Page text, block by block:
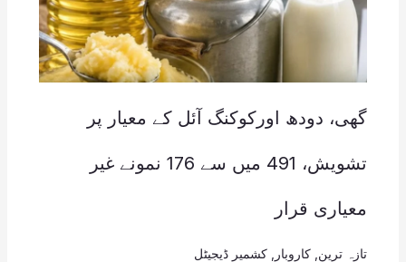
گھی، دودھ اورکوکنگ آئل کے معیار پر
تشویش، 491 میں سے 176 نمونے غیر
معیاری قرار
تازہ ترین کاروبار کشمیر ڈیجیٹل